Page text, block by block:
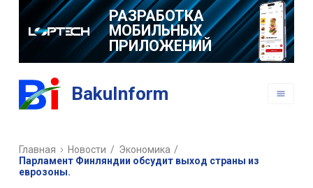
РАЗРАБОТКА
МОБИЛЬНЫХ
ПРИЛОЖЕНИЙ
BakuInform
Главная Новости / Экономика /
Парламент Финляндии обсудит выход страны из
еврозоны.